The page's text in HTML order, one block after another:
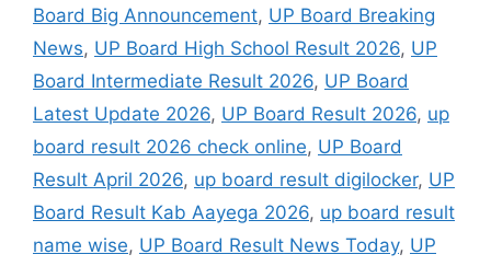
Board Big Announcement, UP Board Breaking
News, UP Board High School Result 2026, UP
Board Intermediate Result 2026, UP Board
Latest Update 2026, UP Board Result 2026, up
board result 2026 check online, UP Board
Result April 2026, up board result digilocker, UP
Board Result Kab Aayega 2026, up board result
name wise, UP Board Result News Today, UP